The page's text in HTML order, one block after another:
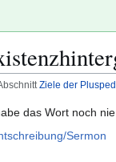
Ziele der
das Wort noch
Sermon